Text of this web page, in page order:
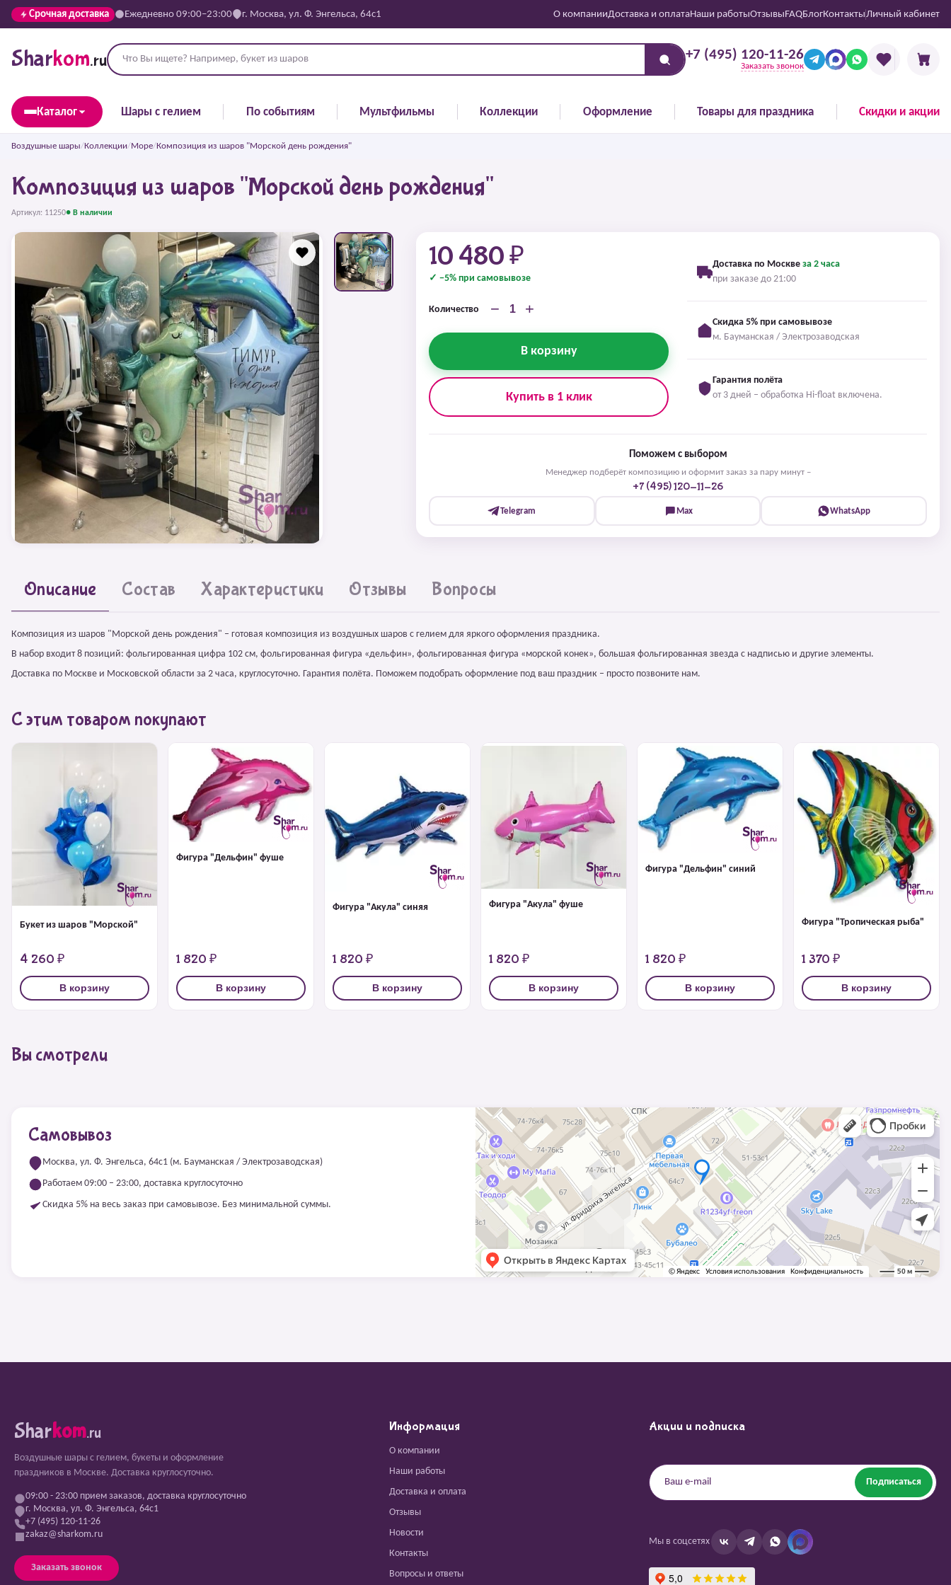
Срочная доставка Ежедневно 09:00–23:00 г. Москва, ул. Ф. Энгельса, 64с1 О компанииДоставка и оплатаНаши работыОтзывыFAQБлогКонтактыЛичный кабинет
Sharkom.ru +7 (495) 120-11-26
Заказать звонок
Каталог Шары с гелием По событиям Мультфильмы Коллекции Оформление Товары для праздника Скидки и акции
Воздушные шары/Коллекции/Море/Композиция из шаров "Морской день рождения"
Композиция из шаров "Морской день рождения"
Артикул: 11250● В наличии
10 480 ₽
✓ −5% при самовывозе
Количество − +
В корзину
Купить в 1 клик
Доставка по Москве за 2 часа
при заказе до 21:00
Скидка 5% при самовывозе
м. Бауманская / Электрозаводская
Гарантия полёта
от 3 дней – обработка Hi-float включена.
Поможем с выбором
Менеджер подберёт композицию и оформит заказ за пару минут –
+7 (495) 120-11-26
Telegram Max WhatsApp
Описание Состав Характеристики Отзывы Вопросы
Композиция из шаров "Морской день рождения" – готовая композиция из воздушных шаров с гелием для яркого оформления праздника.
В набор входит 8 позиций: фольгированная цифра 102 см, фольгированная фигура «дельфин», фольгированная фигура «морской конек», большая фольгированная звезда с надписью и другие элементы.
Доставка по Москве и Московской области за 2 часа, круглосуточно. Гарантия полёта. Поможем подобрать оформление под ваш праздник – просто позвоните нам.
С этим товаром покупают
Букет из шаров "Морской"
4 260 ₽
В корзину
Фигура "Дельфин" фуше
1 820 ₽
В корзину
Фигура "Акула" синяя
1 820 ₽
В корзину
Фигура "Акула" фуше
1 820 ₽
В корзину
Фигура "Дельфин" синий
1 820 ₽
В корзину
Фигура "Тропическая рыба"
1 370 ₽
В корзину
Вы смотрели
Самовывоз
Москва, ул. Ф. Энгельса, 64с1 (м. Бауманская / Электрозаводская)
Работаем 09:00 – 23:00, доставка круглосуточно
Скидка 5% на весь заказ при самовывозе. Без минимальной суммы.
Sharkom.ru
Воздушные шары с гелием, букеты и оформление
праздников в Москве. Доставка круглосуточно.
09:00 - 23:00 прием заказов, доставка круглосуточно
г. Москва, ул. Ф. Энгельса, 64с1
+7 (495) 120-11-26
zakaz@sharkom.ru
Заказать звонок
Информация
О компании
Наши работы
Доставка и оплата
Отзывы
Новости
Контакты
Вопросы и ответы
Акции и подписка
Подписаться
Мы в соцсетях